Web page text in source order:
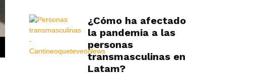
¿Cómo ha afectado
la pandemia a las
personas
transmasculinas en
Latam?